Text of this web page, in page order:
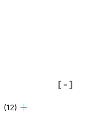
[ - ]
(12)